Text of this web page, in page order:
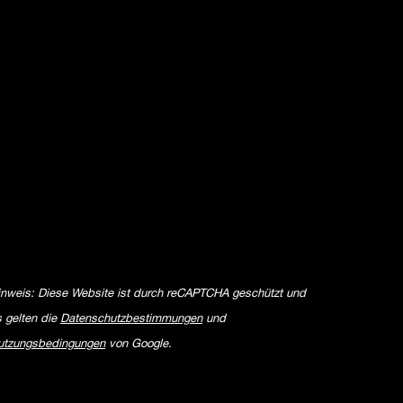
Diese Website ist durch reCAPTCHA geschützt und
gelten die Datenschutzbestimmungenund
von Google.